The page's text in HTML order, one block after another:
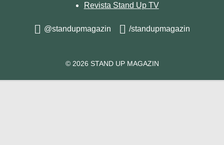
Revista Stand Up TV
@standupmagazin /standupmagazin
© 2026 STAND UP MAGAZIN